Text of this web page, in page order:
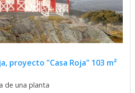
proyecto "Casa Roja" 103 m²
de una planta